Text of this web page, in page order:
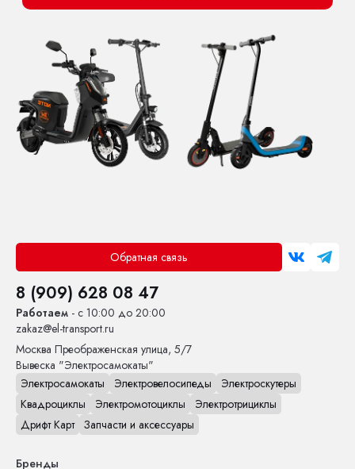
Обратная связь
8 (909) 628 08 47
Работаем - с 10:00 до 20:00
zakaz@el-transport.ru
Москва Преображенская улица, 5/7
Вывеска "Электросамокаты"
Электросамокаты
Электровелосипеды
Электроскутеры
Квадроциклы
Электромотоциклы
Электротрициклы
Дрифт Карт Запчасти и аксессуары
Бренды